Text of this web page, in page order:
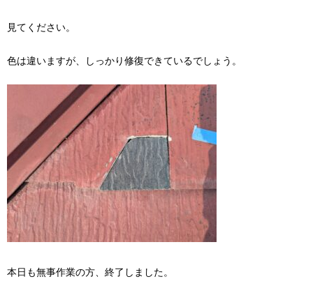
見てください。
色は違いますが、しっかり修復できているでしょう。
本日も無事作業の方、終了しました。